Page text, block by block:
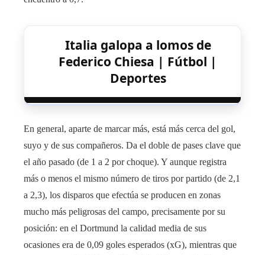
Italia galopa a lomos de
Federico Chiesa | Fútbol |
Deportes
En general, aparte de marcar más, está más cerca del gol,
suyo y de sus compañeros. Da el doble de pases clave que
el año pasado (de 1 a 2 por choque). Y aunque registra
más o menos el mismo número de tiros por partido (de 2,1
a 2,3), los disparos que efectúa se producen en zonas
mucho más peligrosas del campo, precisamente por su
posición: en el Dortmund la calidad media de sus
ocasiones era de 0,09 goles esperados (xG), mientras que